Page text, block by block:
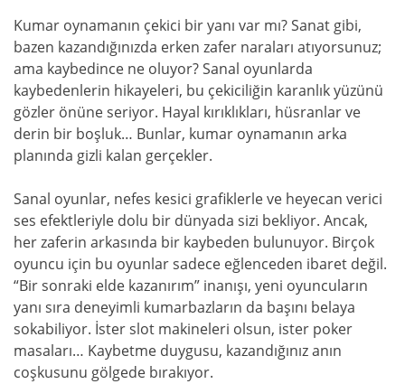
Kumar oynamanın çekici bir yanı var mı? Sanat gibi,
bazen kazandığınızda erken zafer naraları atıyorsunuz;
ama kaybedince ne oluyor? Sanal oyunlarda
kaybedenlerin hikayeleri, bu çekiciliğin karanlık yüzünü
gözler önüne seriyor. Hayal kırıklıkları, hüsranlar ve
derin bir boşluk… Bunlar, kumar oynamanın arka
planında gizli kalan gerçekler.
Sanal oyunlar, nefes kesici grafiklerle ve heyecan verici
ses efektleriyle dolu bir dünyada sizi bekliyor. Ancak,
her zaferin arkasında bir kaybeden bulunuyor. Birçok
oyuncu için bu oyunlar sadece eğlenceden ibaret değil.
“Bir sonraki elde kazanırım” inanışı, yeni oyuncuların
yanı sıra deneyimli kumarbazların da başını belaya
sokabiliyor. İster slot makineleri olsun, ister poker
masaları… Kaybetme duygusu, kazandığınız anın
coşkusunu gölgede bırakıyor.